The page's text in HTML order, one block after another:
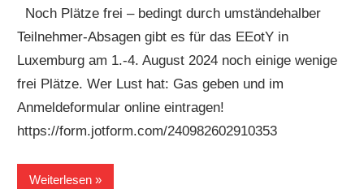
Noch Plätze frei – bedingt durch umständehalber
Teilnehmer-Absagen gibt es für das EEotY in
Luxemburg am 1.-4. August 2024 noch einige wenige
frei Plätze. Wer Lust hat: Gas geben und im
Anmeldeformular online eintragen!
https://form.jotform.com/240982602910353
Weiterlesen